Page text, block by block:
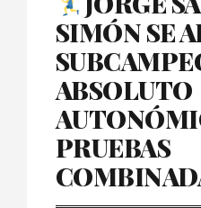
SIMÓN SE
ABSOLUTO
PRUEBAS